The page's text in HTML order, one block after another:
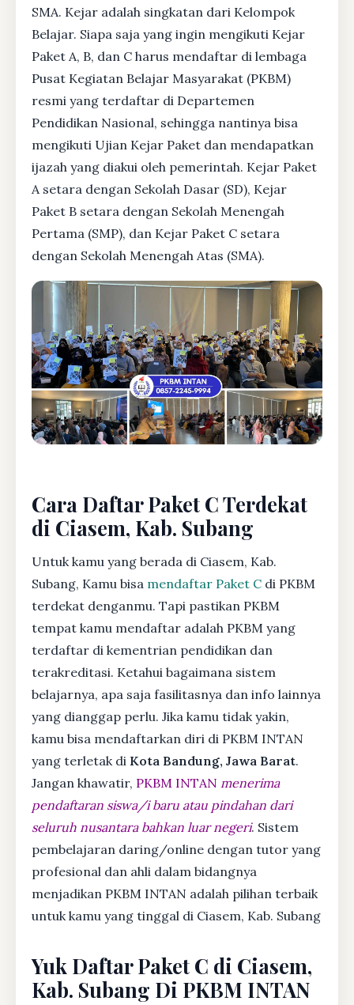
SMA. Kejar adalah singkatan dari Kelompok
Belajar. Siapa saja yang ingin mengikuti Kejar
Paket A, B, dan C harus mendaftar di lembaga
Pusat Kegiatan Belajar Masyarakat (PKBM)
resmi yang terdaftar di Departemen
Pendidikan Nasional, sehingga nantinya bisa
mengikuti Ujian Kejar Paket dan mendapatkan
ijazah yang diakui oleh pemerintah. Kejar Paket
A setara dengan Sekolah Dasar (SD), Kejar
Paket B setara dengan Sekolah Menengah
Pertama (SMP), dan Kejar Paket C setara
dengan Sekolah Menengah Atas (SMA).
Cara Daftar Paket C Terdekat
di Ciasem, Kab. Subang
Untuk kamu yang berada di Ciasem, Kab.
Subang, Kamu bisa mendaftar Paket C di PKBM
terdekat denganmu. Tapi pastikan PKBM
tempat kamu mendaftar adalah PKBM yang
terdaftar di kementrian pendidikan dan
terakreditasi. Ketahui bagaimana sistem
belajarnya, apa saja fasilitasnya dan info lainnya
yang dianggap perlu. Jika kamu tidak yakin,
kamu bisa mendaftarkan diri di PKBM INTAN
yang terletak di Kota Bandung, Jawa Barat.
Jangan khawatir, PKBM INTAN menerima
pendaftaran siswa/i baru atau pindahan dari
seluruh nusantara bahkan luar negeri. Sistem
pembelajaran daring/online dengan tutor yang
profesional dan ahli dalam bidangnya
menjadikan PKBM INTAN adalah pilihan terbaik
untuk kamu yang tinggal di Ciasem, Kab. Subang
Yuk Daftar Paket C di Ciasem,
Kab. Subang Di PKBM INTAN